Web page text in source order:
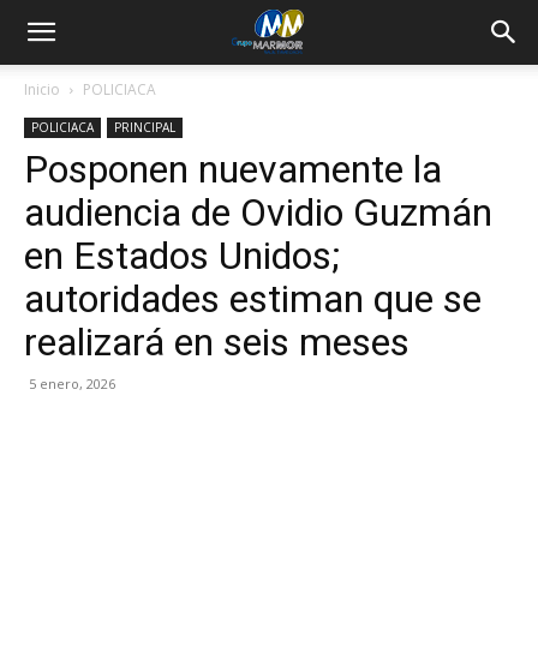
Inicio POLICIACA
POLICIACA PRINCIPAL
Posponen nuevamente la
audiencia de Ovidio Guzmán
en Estados Unidos;
autoridades estiman que se
realizará en seis meses
5 enero, 2026